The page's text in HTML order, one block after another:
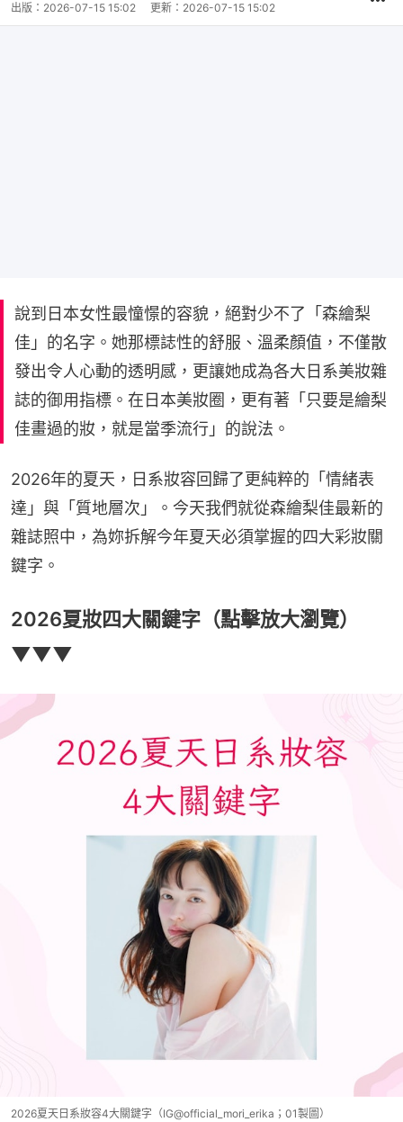
出版： 2026-07-15 15:02 更新： 2026-07-15 15:02
說到日本女性最憧憬的容貌，絕對少不了「森繪梨
佳」的名字。她那標誌性的舒服、溫柔顏值，不僅散
發出令人心動的透明感，更讓她成為各大日系美妝雜
誌的御用指標。在日本美妝圈，更有著「只要是繪梨
佳畫過的妝，就是當季流行」的說法。
2026年的夏天，日系妝容回歸了更純粹的「情緒表
達」與「質地層次」。今天我們就從森繪梨佳最新的
雜誌照中，為妳拆解今年夏天必須掌握的四大彩妝關
鍵字。
2026夏妝四大關鍵字（點擊放大瀏覽）
▼▼▼
2026夏天日系妝容4大關鍵字（IG@official_mori_erika；01製圖）